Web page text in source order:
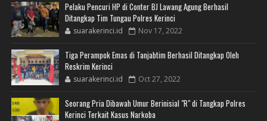
Pelaku Pencuri HP di Conter BJ Lawang Agung Berhasil
Ditangkap Tim Tungau Polres Kerinci
suarakerinci.id Nov 17, 2022
Tiga Perampok Emas di Tanjabtim Berhasil Ditangkap Oleh
Reskrim Kerinci
suarakerinci.id Oct 27, 2022
Seorang Pria Dibawah Umur Berinisial "R" di Tangkap Polres
Kerinci Terkait Kasus Narkoba